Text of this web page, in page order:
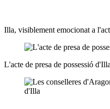
Illa, visiblement emocionat a
L'acte de presa de possessió